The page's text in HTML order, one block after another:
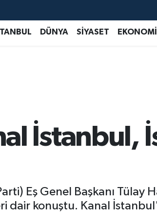
DÜNYA SİYASET EKONOMİ
İstanbul,
Eş Genel Başkanı Tülay
dair konuştu. Kanal